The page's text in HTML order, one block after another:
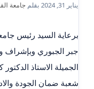
يناير 31, 2024 بقلم جامعة
برعاية السيد رئيس
جبر الجبوري وبإشراف
الجميلة الاستاذ
شعبة ضمان الجودة